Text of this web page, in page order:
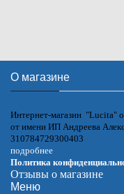
О магазине
Интернет-магазин "Lucita"
от имени ИП Андреева
310784729300403
подробнее
Политика
Отзывы о магазине
Меню